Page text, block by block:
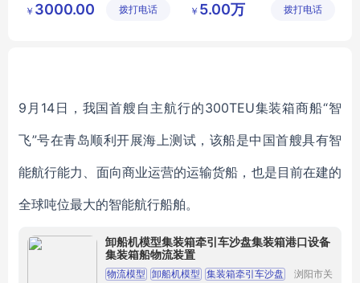
蛟龙号模型企业
设计有限
￥ 3000.00 拨打电话
蛟龙号模型
技有限公
￥ 5.00万 拨打电话
9月14日，我国首艘自主航行的300TEU集装箱商船“智
飞”号在青岛顺利开展海上测试，该船是中国首艘具有智
能航行能力、面向商业运营的运输货船，也是目前在建的
全球吨位最大的智能航行船舶。
卸船机模型集装箱牵引车沙盘集装箱港口设备
集装箱船物流装置
物流模型 卸船机模型 集装箱牵引车沙盘
浏阳市关